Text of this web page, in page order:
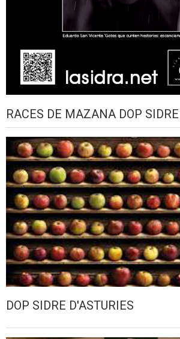
RACES DE MAZANA DOP
DOP SIDRE D'ASTURIES